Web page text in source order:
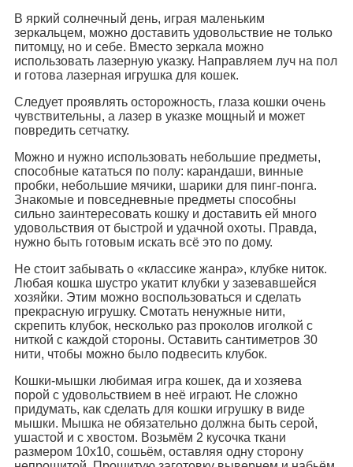
В яркий солнечный день, играя маленьким
зеркальцем, можно доставить удовольствие не только
питомцу, но и себе. Вместо зеркала можно
использовать лазерную указку. Направляем луч на пол
и готова лазерная игрушка для кошек.
Следует проявлять осторожность, глаза кошки очень
чувствительны, а лазер в указке мощный и может
повредить сетчатку.
Можно и нужно использовать небольшие предметы,
способные кататься по полу: карандаши, винные
пробки, небольшие мячики, шарики для пинг-понга.
Знакомые и повседневные предметы способны
сильно заинтересовать кошку и доставить ей много
удовольствия от быстрой и удачной охоты. Правда,
нужно быть готовым искать всё это по дому.
Не стоит забывать о «классике жанра», клубке ниток.
Любая кошка шустро укатит клубки у зазевавшейся
хозяйки. Этим можно воспользоваться и сделать
прекрасную игрушку. Смотать ненужные нити,
скрепить клубок, несколько раз проколов иголкой с
ниткой с каждой стороны. Оставить сантиметров 30
нити, чтобы можно было подвесить клубок.
Кошки-мышки любимая игра кошек, да и хозяева
порой с удовольствием в неё играют. Не сложно
придумать, как сделать для кошки игрушку в виде
мышки. Мышка не обязательно должна быть серой,
ушастой и с хвостом. Возьмём 2 кусочка ткани
размером 10х10, сошьём, оставляя одну сторону